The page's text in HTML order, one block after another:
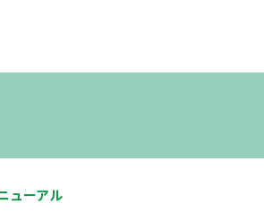
ューアル